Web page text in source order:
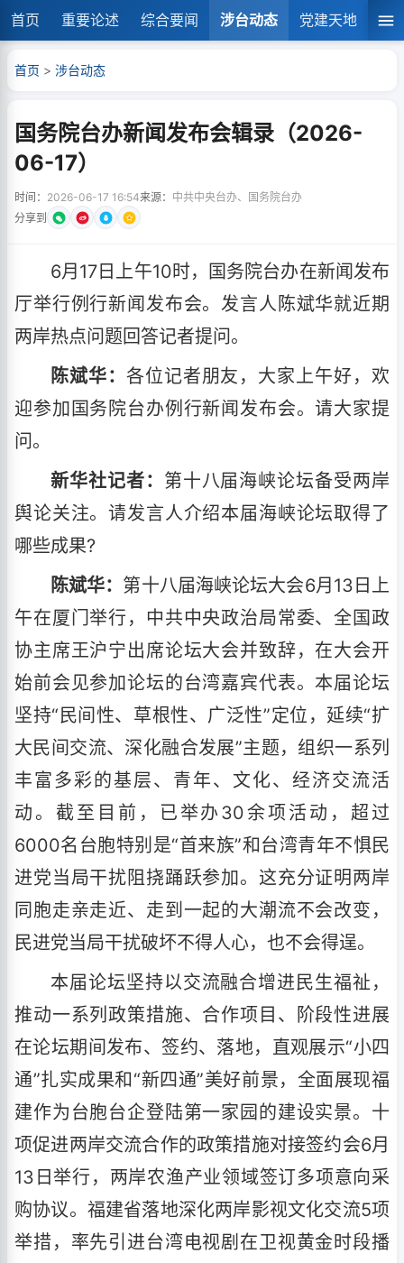
首页 重要论述 综合要闻 涉台动态 党建天地 湘
首页 > 涉台动态
国务院台办新闻发布会辑录（2026-
06-17）
时间： 2026-06-17 16:54来源： 中共中央台办、国务院台办
分享到
6月17日上午10时，国务院台办在新闻发布
厅举行例行新闻发布会。发言人陈斌华就近期
两岸热点问题回答记者提问。
陈斌华： 各位记者朋友，大家上午好，欢
迎参加国务院台办例行新闻发布会。请大家提
问。
新华社记者： 第十八届海峡论坛备受两岸
舆论关注。请发言人介绍本届海峡论坛取得了
哪些成果?
陈斌华： 第十八届海峡论坛大会6月13日上
午在厦门举行，中共中央政治局常委、全国政
协主席王沪宁出席论坛大会并致辞，在大会开
始前会见参加论坛的台湾嘉宾代表。本届论坛
坚持“民间性、草根性、广泛性”定位，延续“扩
大民间交流、深化融合发展”主题，组织一系列
丰富多彩的基层、青年、文化、经济交流活
动。截至目前，已举办30余项活动，超过
6000名台胞特别是“首来族”和台湾青年不惧民
进党当局干扰阻挠踊跃参加。这充分证明两岸
同胞走亲走近、走到一起的大潮流不会改变，
民进党当局干扰破坏不得人心，也不会得逞。
本届论坛坚持以交流融合增进民生福祉，
推动一系列政策措施、合作项目、阶段性进展
在论坛期间发布、签约、落地，直观展示“小四
通”扎实成果和“新四通”美好前景，全面展现福
建作为台胞台企登陆第一家园的建设实景。十
项促进两岸交流合作的政策措施对接签约会6月
13日举行，两岸农渔产业领域签订多项意向采
购协议。福建省落地深化两岸影视文化交流5项
举措，率先引进台湾电视剧在卫视黄金时段播